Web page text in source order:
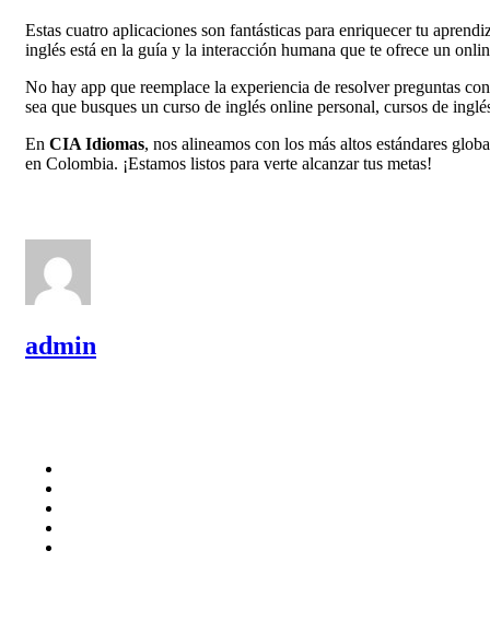
Estas cuatro aplicaciones son fantásticas para enriquecer tu
inglés está en la guía y la interacción humana que te ofrece un
No hay app que reemplace la experiencia de resolver preguntas
sea que busques un curso de inglés online personal, cursos de
En CIA Idiomas, nos alineamos con los más altos estándares
en Colombia. ¡Estamos listos para verte alcanzar tus metas!
admin